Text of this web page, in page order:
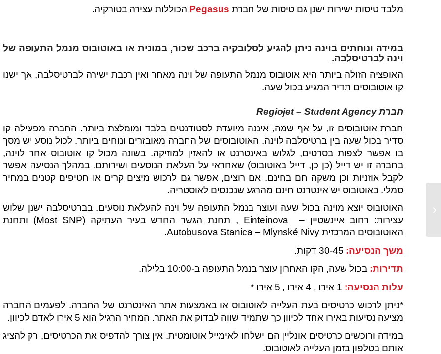
מלבד טיסות ישירות ישנן גם טיסות של חברת Pegasus הכוללות עצירה בטורקיה.
במידה ונוחתים בוינה ניתן להגיע לסלובקיה ברכב שכור,במונית או באוטובוס מנמל התעופה של
וינה לברטיסלבה.
האופציה הזולה ביותר היא אוטובוס מנמל התעופה של וינה מאחר ואין רכבת ישירה לברטיסלבה, אך ישנו
קו אוטובוסים תדיר המגיע בכול שעה.
חברת
חברת אוטובוסים זו, על אף שמה, איננה מיועדת לסטודנטים בלבד ומומלצת ביותר. החברה מפעילה קו
סדיר בכול שעה בין ברטיסלבה לוינה. האוטובוסים של החברה מאובזרים ונוחים ביותר. לכול נוסע יש מסך
בו אפשר לצפות בסרטים, לגלוש באינטרנט או להאזין למוזיקה. בשונה מכול קו אוטובוס אחר לוינה,
בחברה זו יש דייל (כן כן, דייל באוטובוס) שאחראי על העלאת הנוסעים ושירותם. במהלך הנסיעה אפשר
לקבל אוזניות וכן משקה חם בחינם. אם רוצים, אפשר גם לרכוש מיצים קרים או חטיפים קטנים במחיר
סמלי. באוטובוס יש אינטרנט חינם מהרגע שנכנסים לאוסטריה.
האוטובוס יוצא מוינה בכול שעה ועוצר בנמל התעופה של וינה להעלאת נוסעים. בברטיסלבה ישנן שלוש
עצירות: רחוב איינשטיין – Einteinova , תחנת הגשר החדש בעיר העתיקה (Most SNP) ותחנת
האוטובוסים המרכזית Autobusova Stanica – Mlynské Nivy.
משך הנסיעה:
תדירות: בכול שעה, הקו האחרון עוצר בנמל התעופה ב-10:00 בלילה.
עלות הנסיעה:
*ניתן לרכוש כרטיסים בעת העלייה לאוטובוס או באמצעות אתר האינטרנט של החברה. לפעמים החברה
מציעה נסיעות באירו אחד לכיוון כך שתמיד שווה לבדוק את האתר. המחיר הרגיל הוא 5 אירו לאדם לכיוון.
במידה ורוכשים כרטיסים אונליין הם ישלחו לאימייל אוטומטית. אין צורך להדפיס את הכרטיסים, רק להציג
אותם בטלפון בזמן העלייה לאוטובוס.
מסעדת זלאטי בז'אנט